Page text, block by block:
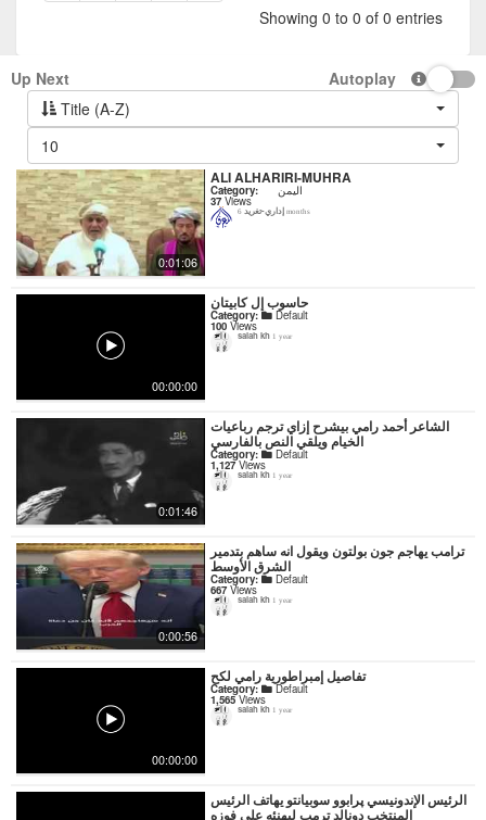
Showing 0 to 0 of 0 entries
Up Next
Autoplay
Title (A-Z)
10
0:01:06
ALI ALHARIRI-MUHRA
Category: اليمن
37Views
إداري-تغريد 6 months
00:00:00
حاسوب إل كابيتان
Category: Default
100 Views
salah kh 1 year
0:01:46
‏الشاعر أحمد رامي بيشرح إزاي ترجم رباعيات
الخيام ويلقي النص بالفارسي
Category: Default
1,127Views
salah kh 1 year
0:00:56
ترامب يهاجم جون بولتون ويقول انه ساهم بتدمير
الشرق الأوسط
Category: Default
667Views
salah kh 1 year
00:00:00
تفاصيل إمبراطورية رامي لكح
Category: Default
1,565Views
salah kh 1 year
الرئيس الإندونيسي پرابوو سوبيانتو يهاتف الرئيس
المنتخب دونالد ترمب ليهنئه على فوزه